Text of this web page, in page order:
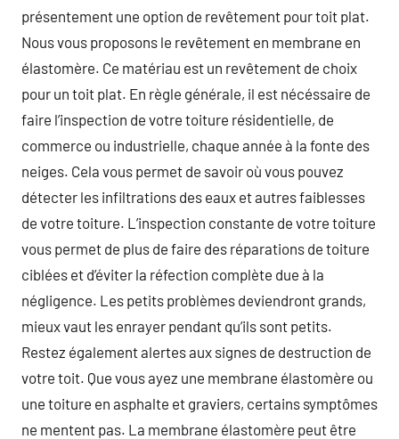
présentement une option de revêtement pour toit plat.
Nous vous proposons le revêtement en membrane en
élastomère. Ce matériau est un revêtement de choix
pour un toit plat. En règle générale, il est nécéssaire de
faire l’inspection de votre toiture résidentielle, de
commerce ou industrielle, chaque année à la fonte des
neiges. Cela vous permet de savoir où vous pouvez
détecter les infiltrations des eaux et autres faiblesses
de votre toiture. L’inspection constante de votre toiture
vous permet de plus de faire des réparations de toiture
ciblées et d’éviter la réfection complète due à la
négligence. Les petits problèmes deviendront grands,
mieux vaut les enrayer pendant qu’ils sont petits.
Restez également alertes aux signes de destruction de
votre toit. Que vous ayez une membrane élastomère ou
une toiture en asphalte et graviers, certains symptômes
ne mentent pas. La membrane élastomère peut être